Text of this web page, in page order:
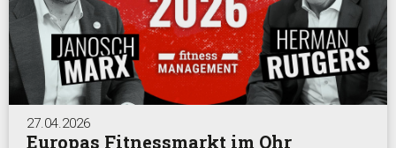
27.04.2026
Europas Fitnessmarkt im Ohr